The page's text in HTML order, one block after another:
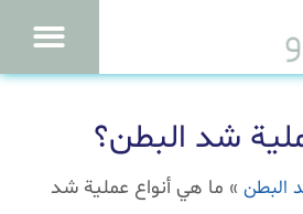
شد البطن؟
البطن » ما هي أنواع عملية شد